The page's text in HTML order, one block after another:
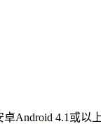
Android 4.1或以